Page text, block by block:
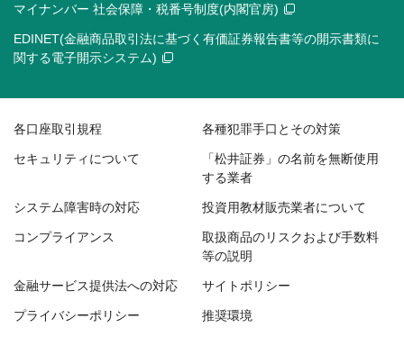
マイナンバー 社会保障・税番号制度(内閣官房)
EDINET(金融商品取引法に基づく有価証券報告書等の開示書類に
関する電子開示システム)
各口座取引規程 各種犯罪手口とその対策
セキュリティについて
「松井証券」の名前を無断使用
する業者
システム障害時の対応 投資用教材販売業者について
コンプライアンス
取扱商品のリスクおよび手数料
等の説明
金融サービス提供法への対応 サイトポリシー
プライバシーポリシー 推奨環境